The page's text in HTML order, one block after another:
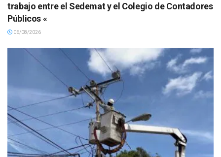
trabajo entre el Sedemat y el Colegio de Contadores
Públicos «
06/08/2026